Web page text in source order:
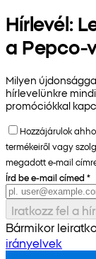
Hírlevél:
a Pepco-
Milyen
hírlevelünkre
promóciókkal
Hozzájárulok
termékeiről vagy
megadott e-mail
Írd be e-mail címed *
Iratkozz fel a
Bármikor
irányelvek